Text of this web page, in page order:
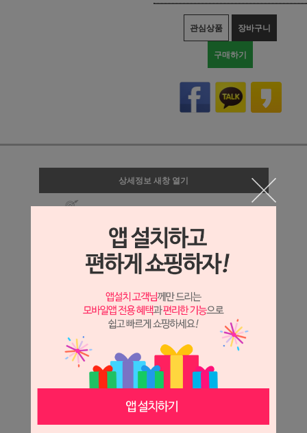
관심상품 장바구니
구매하기
상세정보 새창 열기